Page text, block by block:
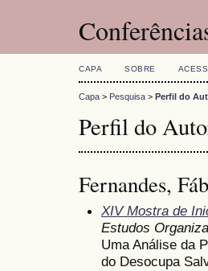
CAPA SOBRE
Capa > Pesquisa > Perfil do
Perfil do
Fernandes,
XIV Mostra de
Estudos
Uma Análise da
do Desocupa